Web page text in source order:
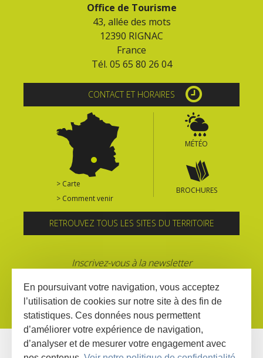
Office de Tourisme
43, allée des mots
12390 RIGNAC
France
Tél. 05 65 80 26 04
CONTACT ET HORAIRES
> Carte
> Comment venir
MÉTÉO
BROCHURES
RETROUVEZ TOUS LES SITES DU TERRITOIRE
Inscrivez-vous à la newsletter
En poursuivant votre navigation, vous acceptez
l’utilisation de cookies sur notre site à des fin de
statistiques. Ces données nous permettent
d’améliorer votre expérience de navigation,
d’analyser et de mesurer votre engagement avec